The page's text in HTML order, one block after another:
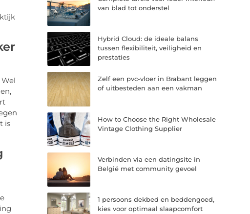
is
van blad tot onderstel
Hybrid Cloud: de ideale balans
tussen flexibiliteit, veiligheid en
prestaties
Zelf een pvc-vloer in Brabant leggen
of uitbesteden aan een vakman
How to Choose the Right Wholesale
Vintage Clothing Supplier
Verbinden via een datingsite in
België met community gevoel
1 persoons dekbed en beddengoed,
kies voor optimaal slaapcomfort